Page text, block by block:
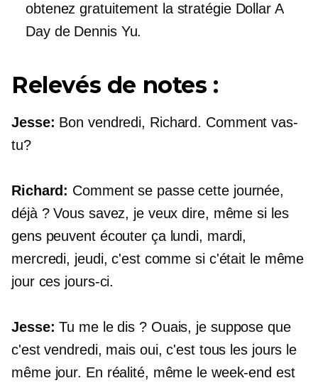
obtenez gratuitement la stratégie Dollar A
Day de Dennis Yu.
Relevés de notes :
Jesse: Bon vendredi, Richard. Comment vas-
tu?
Richard: Comment se passe cette journée,
déjà ? Vous savez, je veux dire, même si les
gens peuvent écouter ça lundi, mardi,
mercredi, jeudi, c'est comme si c'était le même
jour ces jours-ci.
Jesse: Tu me le dis ? Ouais, je suppose que
c'est vendredi, mais oui, c'est tous les jours le
même jour. En réalité, même le week-end est